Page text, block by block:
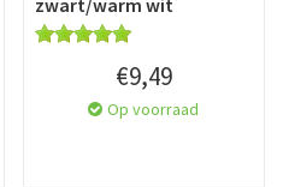
zwart/warm wit
€9,49
Op voorraad